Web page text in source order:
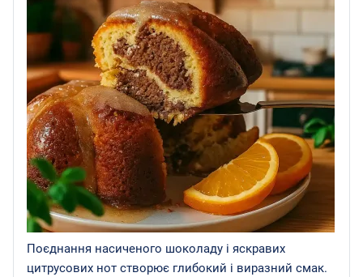
Поєднання насиченого шоколаду і яскравих
цитрусових нот створює глибокий і виразний смак.